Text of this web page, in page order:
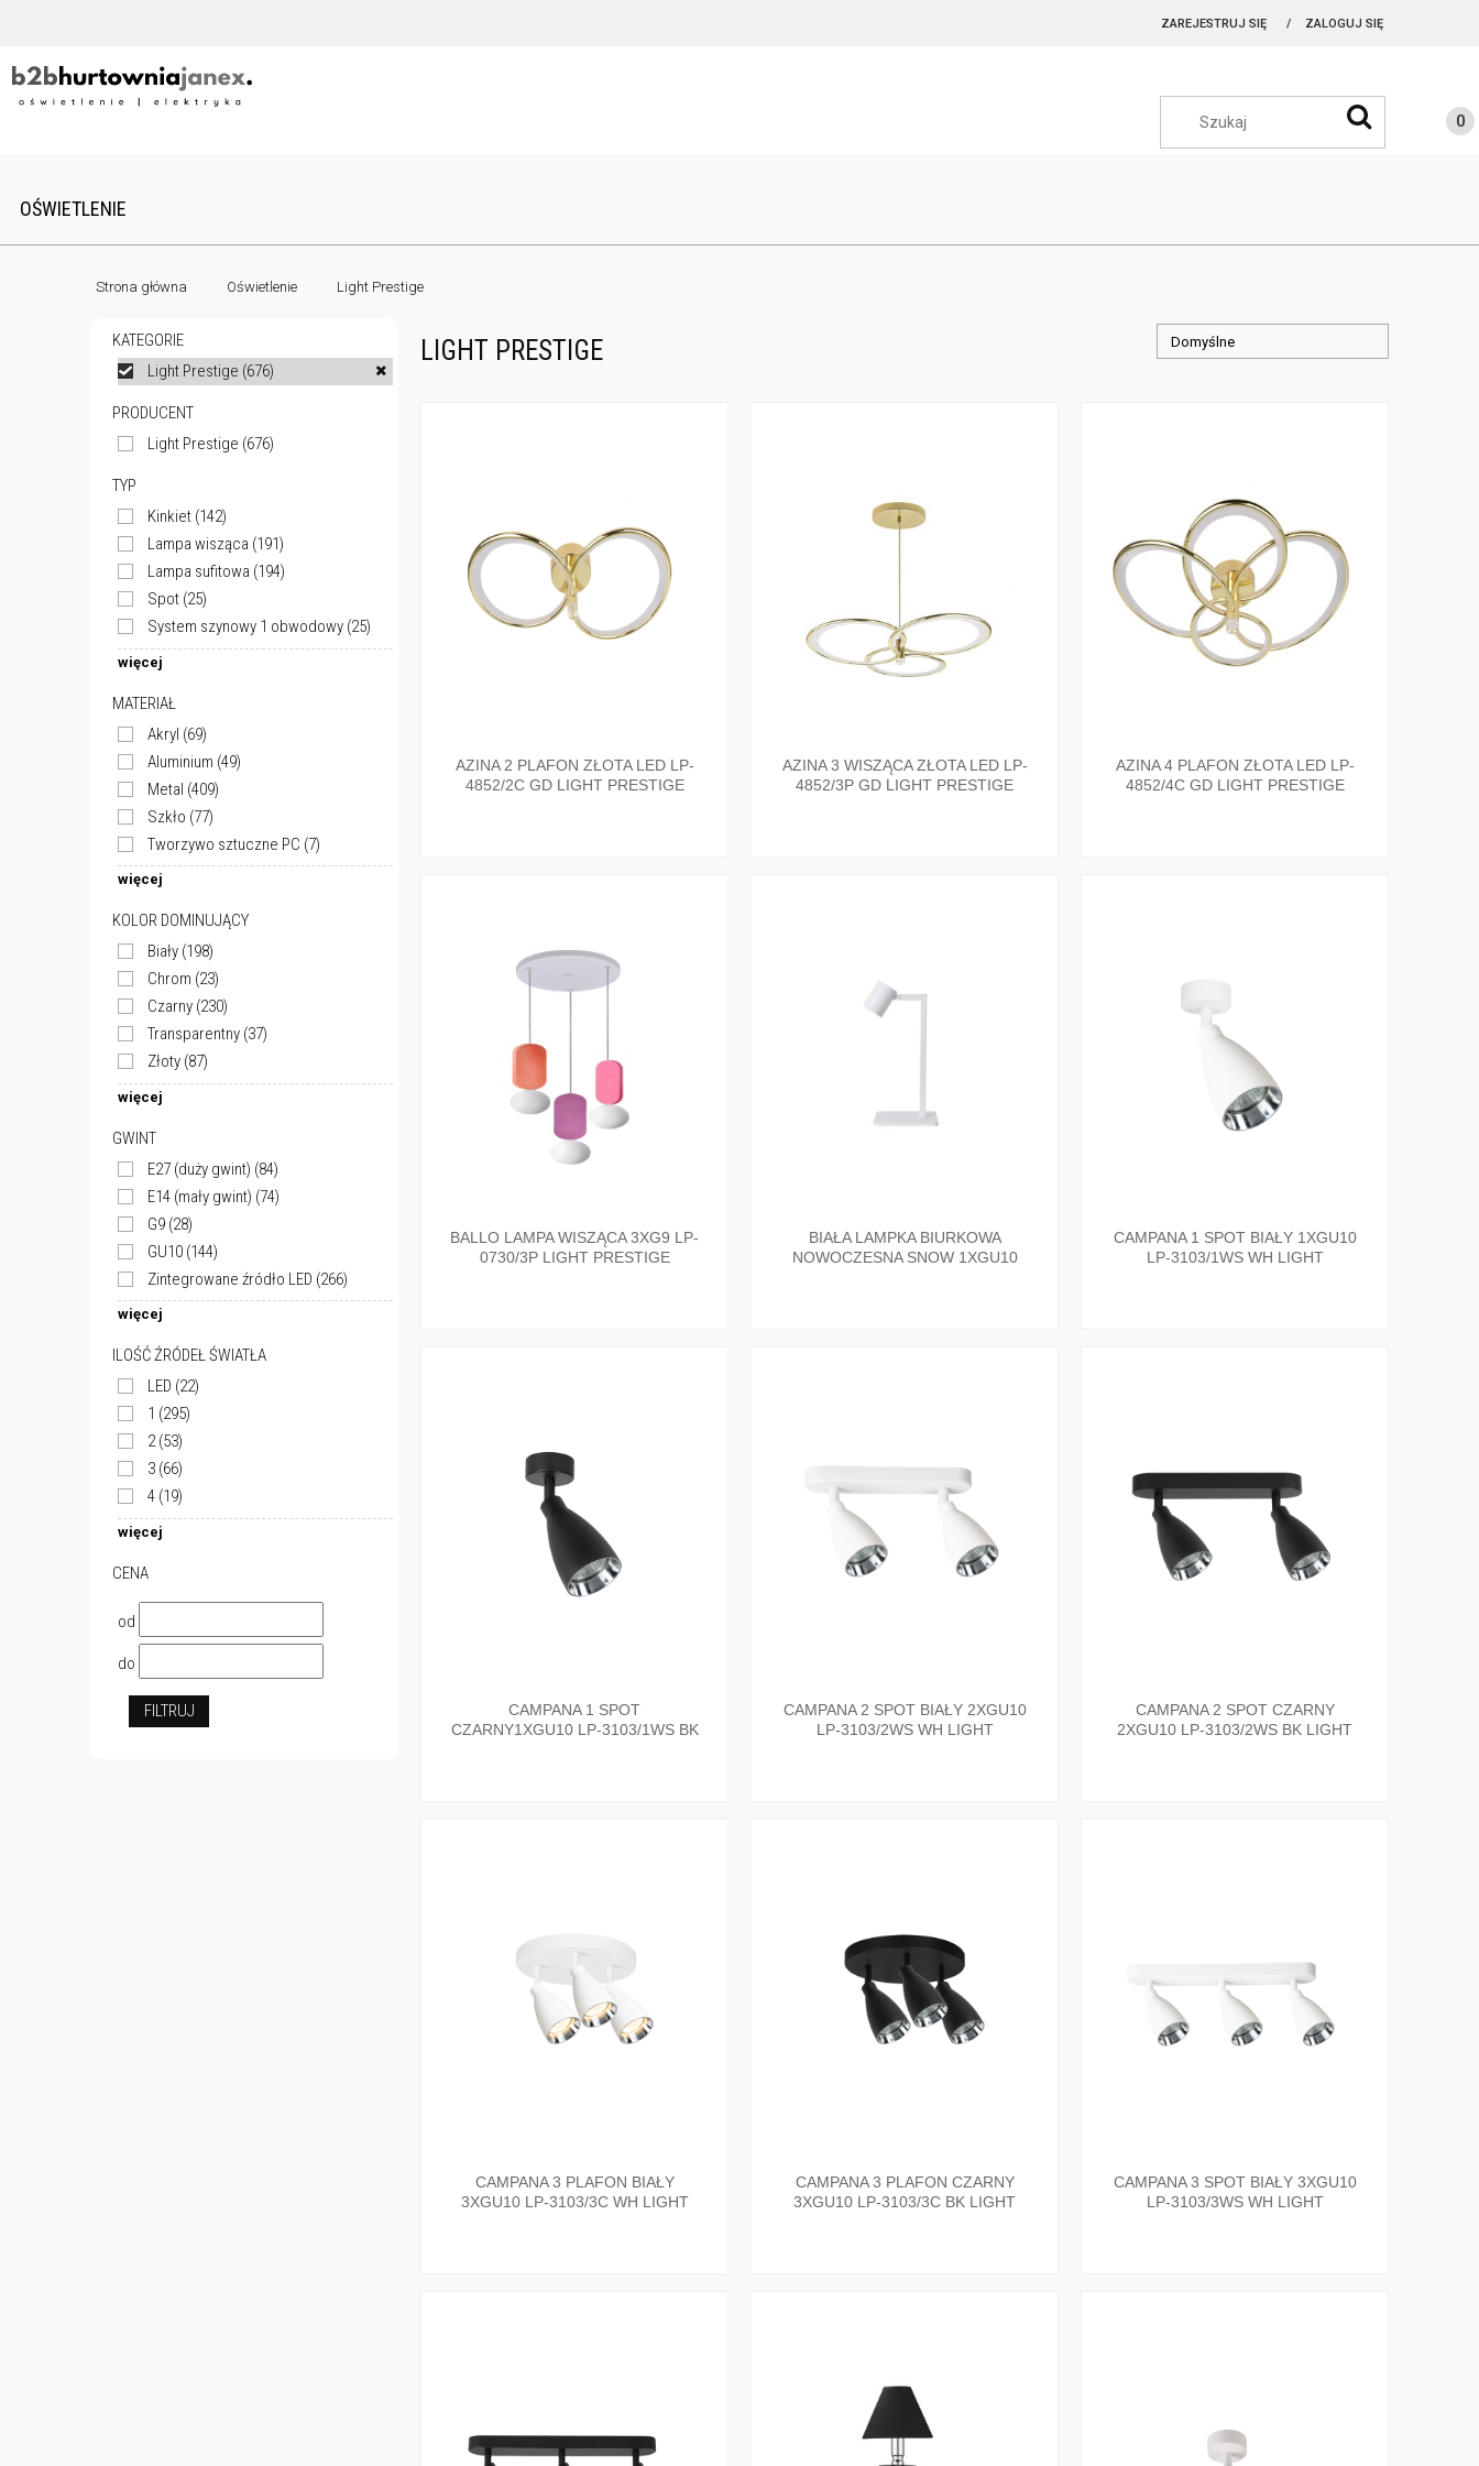
ZAREJESTRUJ SIĘ ZALOGUJ SIĘ
OŚWIETLENIE
Strona główna Oświetlenie Light Prestige
KATEGORIE
Light Prestige (676)
PRODUCENT
Light Prestige (676)
TYP
Kinkiet (142)
Lampa wisząca (191)
Lampa sufitowa (194)
Spot (25)
System szynowy 1 obwodowy (25)
więcej
MATERIAŁ
Akryl (69)
Aluminium (49)
Metal (409)
Szkło (77)
Tworzywo sztuczne PC (7)
więcej
KOLOR DOMINUJĄCY
Biały (198)
Chrom (23)
Czarny (230)
Transparentny (37)
Złoty (87)
więcej
GWINT
E27 (duży gwint) (84)
E14 (mały gwint) (74)
G9 (28)
GU10 (144)
Zintegrowane źródło LED (266)
więcej
ILOŚĆ ŹRÓDEŁ ŚWIATŁA
LED (22)
1 (295)
2 (53)
3 (66)
4 (19)
więcej
CENA
od
do
FILTRUJ
LIGHT PRESTIGE
AZINA 2 PLAFON ZŁOTA LED LP-
4852/2C GD LIGHT PRESTIGE
AZINA 3 WISZĄCA ZŁOTA LED LP-
4852/3P GD LIGHT PRESTIGE
AZINA 4 PLAFON ZŁOTA LED LP-
4852/4C GD LIGHT PRESTIGE
BALLO LAMPA WISZĄCA 3XG9 LP-
0730/3P LIGHT PRESTIGE
BIAŁA LAMPKA BIURKOWA
NOWOCZESNA SNOW 1XGU10
CAMPANA 1 SPOT BIAŁY 1XGU10
LP-3103/1WS WH LIGHT
CAMPANA 1 SPOT
CZARNY1XGU10 LP-3103/1WS BK
CAMPANA 2 SPOT BIAŁY 2XGU10
LP-3103/2WS WH LIGHT
CAMPANA 2 SPOT CZARNY
2XGU10 LP-3103/2WS BK LIGHT
CAMPANA 3 PLAFON BIAŁY
3XGU10 LP-3103/3C WH LIGHT
CAMPANA 3 PLAFON CZARNY
3XGU10 LP-3103/3C BK LIGHT
CAMPANA 3 SPOT BIAŁY 3XGU10
LP-3103/3WS WH LIGHT